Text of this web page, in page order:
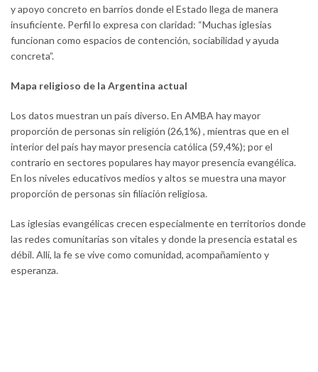
y apoyo concreto en barrios donde el Estado llega de manera
insuficiente. Perfil lo expresa con claridad: “Muchas iglesias
funcionan como espacios de contención, sociabilidad y ayuda
concreta”.
Mapa religioso de la Argentina actual
Los datos muestran un país diverso. En AMBA hay mayor
proporción de personas sin religión (26,1%) , mientras que en el
interior del país hay mayor presencia católica (59,4%); por el
contrario en sectores populares hay mayor presencia evangélica.
En los niveles educativos medios y altos se muestra una mayor
proporción de personas sin filiación religiosa.
Las iglesias evangélicas crecen especialmente en territorios donde
las redes comunitarias son vitales y donde la presencia estatal es
débil. Allí, la fe se vive como comunidad, acompañamiento y
esperanza.